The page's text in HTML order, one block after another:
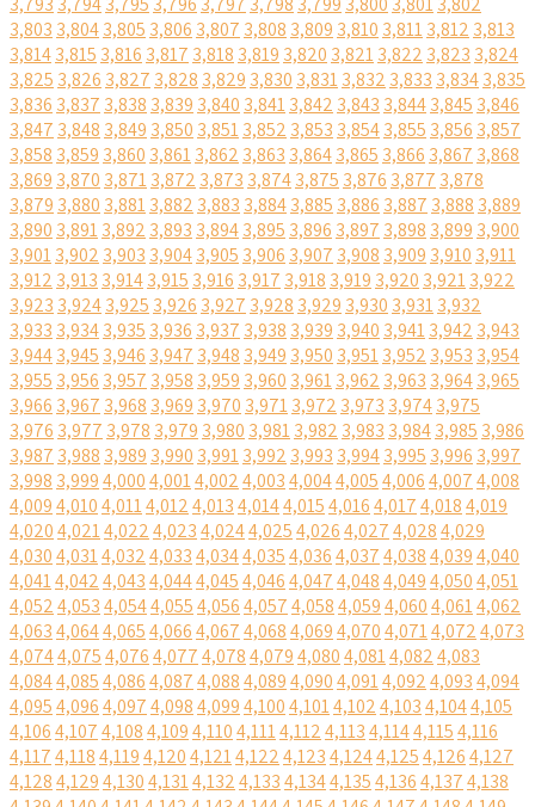
3,803 3,8043,805 3,806 3,807 3,808 3,809 3,810 3,8113,812 3,813
3,8143,815 3,816 3,817 3,818 3,819 3,820 3,8213,822 3,823 3,824
3,825 3,826 3,827 3,828 3,829 3,830 3,8313,832 3,833 3,8343,835
3,836 3,837 3,838 3,839 3,840 3,8413,842 3,843 3,8443,845 3,846
3,847 3,848 3,849 3,850 3,8513,852 3,853 3,8543,855 3,856 3,857
3,858 3,859 3,860 3,8613,862 3,863 3,8643,865 3,866 3,867 3,868
3,869 3,870 3,8713,872 3,873 3,8743,875 3,876 3,877 3,878
3,879 3,880 3,8813,882 3,883 3,8843,885 3,886 3,887 3,888 3,889
3,890 3,8913,892 3,893 3,8943,895 3,896 3,897 3,898 3,899 3,900
3,9013,902 3,903 3,9043,905 3,906 3,907 3,908 3,909 3,910 3,911
3,912 3,913 3,9143,915 3,916 3,917 3,918 3,919 3,920 3,9213,922
3,923 3,9243,925 3,926 3,927 3,928 3,929 3,930 3,9313,932
3,933 3,9343,935 3,936 3,937 3,938 3,939 3,940 3,9413,942 3,943
3,9443,945 3,946 3,947 3,948 3,949 3,950 3,9513,952 3,953 3,954
3,955 3,956 3,957 3,958 3,959 3,960 3,9613,962 3,963 3,9643,965
3,966 3,967 3,968 3,969 3,970 3,9713,972 3,973 3,9743,975
3,976 3,977 3,978 3,979 3,980 3,9813,982 3,983 3,9843,985 3,986
3,987 3,988 3,989 3,990 3,9913,992 3,993 3,9943,995 3,996 3,997
3,998 3,9994,0004,0014,0024,0034,0044,0054,0064,0074,008
4,0094,0104,0114,0124,0134,0144,0154,0164,0174,0184,019
4,0204,0214,0224,0234,0244,0254,0264,0274,0284,029
4,0304,0314,0324,0334,0344,0354,0364,0374,0384,0394,040
4,0414,0424,0434,0444,0454,0464,0474,0484,0494,0504,051
4,0524,0534,0544,0554,0564,0574,0584,0594,0604,0614,062
4,0634,0644,0654,0664,0674,0684,0694,0704,0714,0724,073
4,0744,0754,0764,0774,0784,0794,0804,0814,0824,083
4,0844,0854,0864,0874,0884,0894,0904,0914,0924,0934,094
4,0954,0964,0974,0984,0994,1004,1014,1024,1034,1044,105
4,1064,1074,1084,1094,1104,1114,1124,1134,1144,1154,116
4,1174,1184,1194,1204,1214,1224,1234,1244,1254,1264,127
4,1284,1294,1304,1314,1324,1334,1344,1354,1364,1374,138